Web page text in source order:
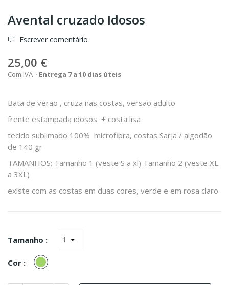
Avental cruzado Idosos
Escrever comentário
25,00 €
Com IVA Entrega 7 a 10 dias úteis
Bata de verão , cruza nas costas, versão adulto
frente estampada idosos + costa lisa
tecido sublimado 100% microfibra, costas Sarja / algodão
de 140 gr
TAMANHOS: Tamanho 1 (veste S a xl) Tamanho 2 (veste XL
a 3XL)
existe com as costas em duas cores, verde e em rosa claro
Tamanho :
Cor : Verde
Pistacho